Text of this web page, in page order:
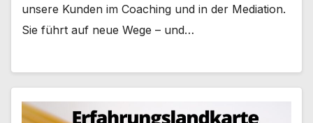
unsere Kunden im Coaching und in der Mediation.
Sie führt auf neue Wege – und…